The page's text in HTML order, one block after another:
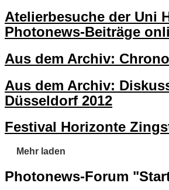
Atelierbesuche der Uni
Photonews-Beiträge
Aus dem Archiv:
Aus dem Archiv:
Düsseldorf 2012
Festival Horizonte
Mehr laden
Photonews-Forum